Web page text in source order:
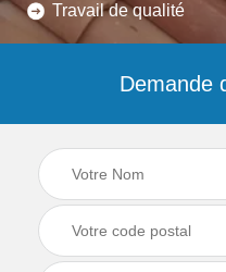
Travail de qualité
Demande